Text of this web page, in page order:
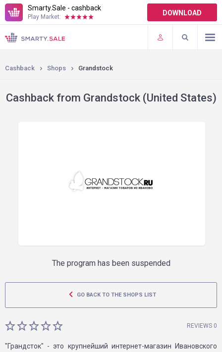
Smarty.Sale - cashback
Play Market: DOWNLOAD
TERMS OF USE
PLUGINS
Cashback Shops Grandstock
Cashback from Grandstock (United States)
The program has been suspended
GO BACK TO THE SHOPS LIST
REVIEWS 0
"Грандсток" - это крупнейший интернет-магазин Ивановского